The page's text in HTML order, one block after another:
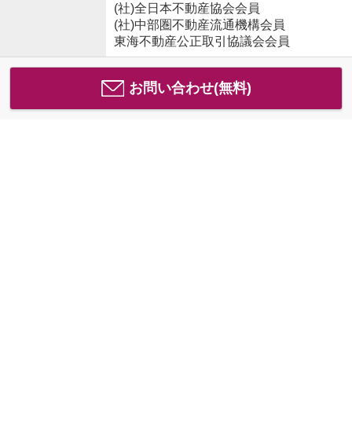
(社)全日本不動産協会会員
(社)中部圏不動産流通機構会員
東海不動産公正取引協議会会員
お問い合わせ(無料)